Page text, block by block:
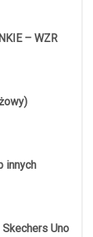
– WZR
innych
Uno